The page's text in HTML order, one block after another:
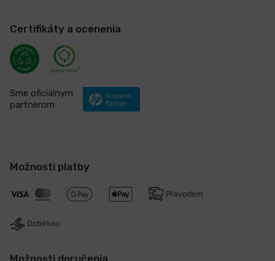
Certifikáty a ocenenia
Sme oficiálnym
partnerom
Možnosti platby